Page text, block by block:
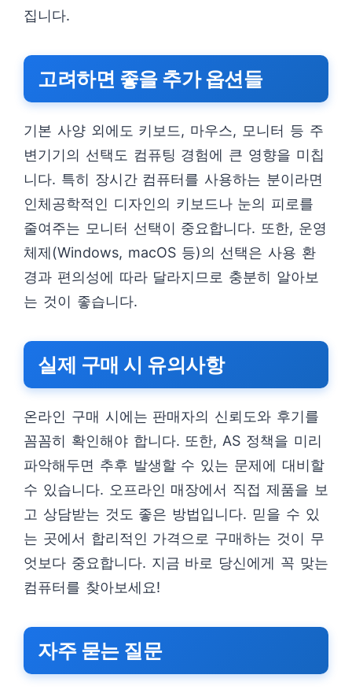
집니다.
고려하면 좋을 추가 옵션들
기본 사양 외에도 키보드, 마우스, 모니터 등 주
변기기의 선택도 컴퓨팅 경험에 큰 영향을 미칩
니다. 특히 장시간 컴퓨터를 사용하는 분이라면
인체공학적인 디자인의 키보드나 눈의 피로를
줄여주는 모니터 선택이 중요합니다. 또한, 운영
체제(Windows, macOS 등)의 선택은 사용 환
경과 편의성에 따라 달라지므로 충분히 알아보
는 것이 좋습니다.
실제 구매 시 유의사항
온라인 구매 시에는 판매자의 신뢰도와 후기를
꼼꼼히 확인해야 합니다. 또한, AS 정책을 미리
파악해두면 추후 발생할 수 있는 문제에 대비할
수 있습니다. 오프라인 매장에서 직접 제품을 보
고 상담받는 것도 좋은 방법입니다. 믿을 수 있
는 곳에서 합리적인 가격으로 구매하는 것이 무
엇보다 중요합니다. 지금 바로 당신에게 꼭 맞는
컴퓨터를 찾아보세요!
자주 묻는 질문